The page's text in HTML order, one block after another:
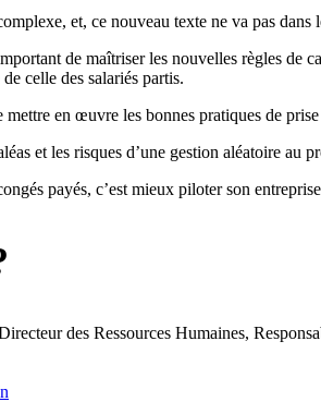
et, ce nouveau texte ne va pas
de maîtriser les nouvelles règles de
celle des salariés partis.
mettre en œuvre les bonnes pratiques de
et les risques d’une gestion aléatoire au
payés, c’est mieux piloter son
des Ressources Humaines,